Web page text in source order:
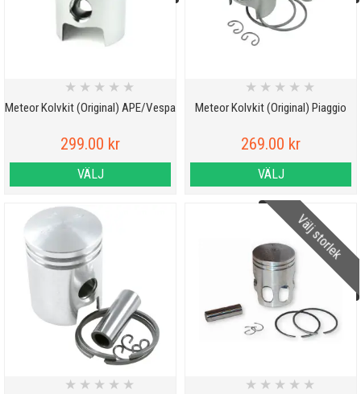
Meteor Kolvkit (Original) APE/Vespa
★ ★ ★ ★ ★
299.00 kr
VÄLJ
Meteor Kolvkit (Original) Piaggio
★ ★ ★ ★ ★
269.00 kr
VÄLJ
★ ★ ★ ★ ★
Välj storlek
★ ★ ★ ★ ★